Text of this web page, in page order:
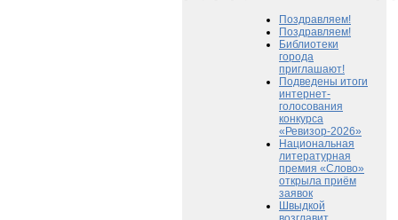
Поздравляем!
Поздравляем!
Библиотеки
города
приглашают!
Подведены итоги
интернет-
голосования
конкурса
«Ревизор-2026»
Национальная
литературная
премия «Слово»
открыла приём
заявок
Швыдкой